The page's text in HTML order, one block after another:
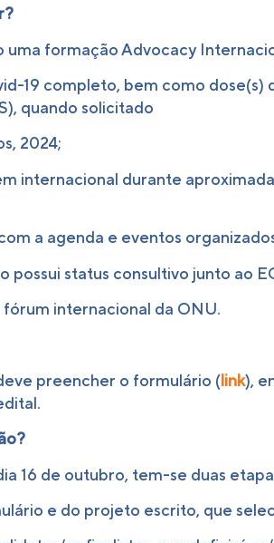
formação Advocacy
19 completo, bem como
quando solicitado
2024;
internacional durante
a agenda e eventos
possui status consultivo junto ao
internacional da ONU.
preencher o formulário (link),
16 de outubro, tem-se duas
e do projeto escrito, que